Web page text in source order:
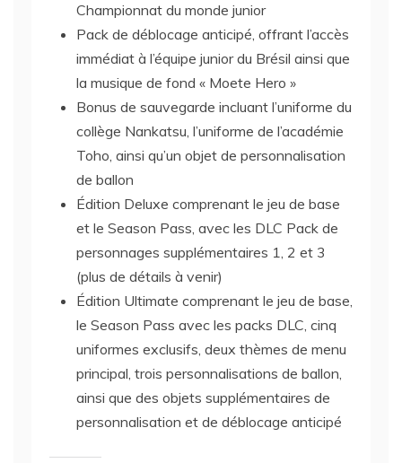
Championnat du monde junior
Pack de déblocage anticipé, offrant l’accès
immédiat à l’équipe junior du Brésil ainsi que
la musique de fond « Moete Hero »
Bonus de sauvegarde incluant l’uniforme du
collège Nankatsu, l’uniforme de l’académie
Toho, ainsi qu’un objet de personnalisation
de ballon
Édition Deluxe comprenant le jeu de base
et le Season Pass, avec les DLC Pack de
personnages supplémentaires 1, 2 et 3
(plus de détails à venir)
Édition Ultimate comprenant le jeu de base,
le Season Pass avec les packs DLC, cinq
uniformes exclusifs, deux thèmes de menu
principal, trois personnalisations de ballon,
ainsi que des objets supplémentaires de
personnalisation et de déblocage anticipé